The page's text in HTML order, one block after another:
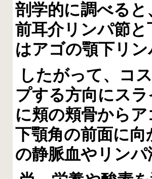
剖学的に調べる
前耳介リンパ節
はアゴの顎下リ
したがって、コ
プする方向にス
に頬の頬骨から
下顎角の前面に
の静脈血やリン